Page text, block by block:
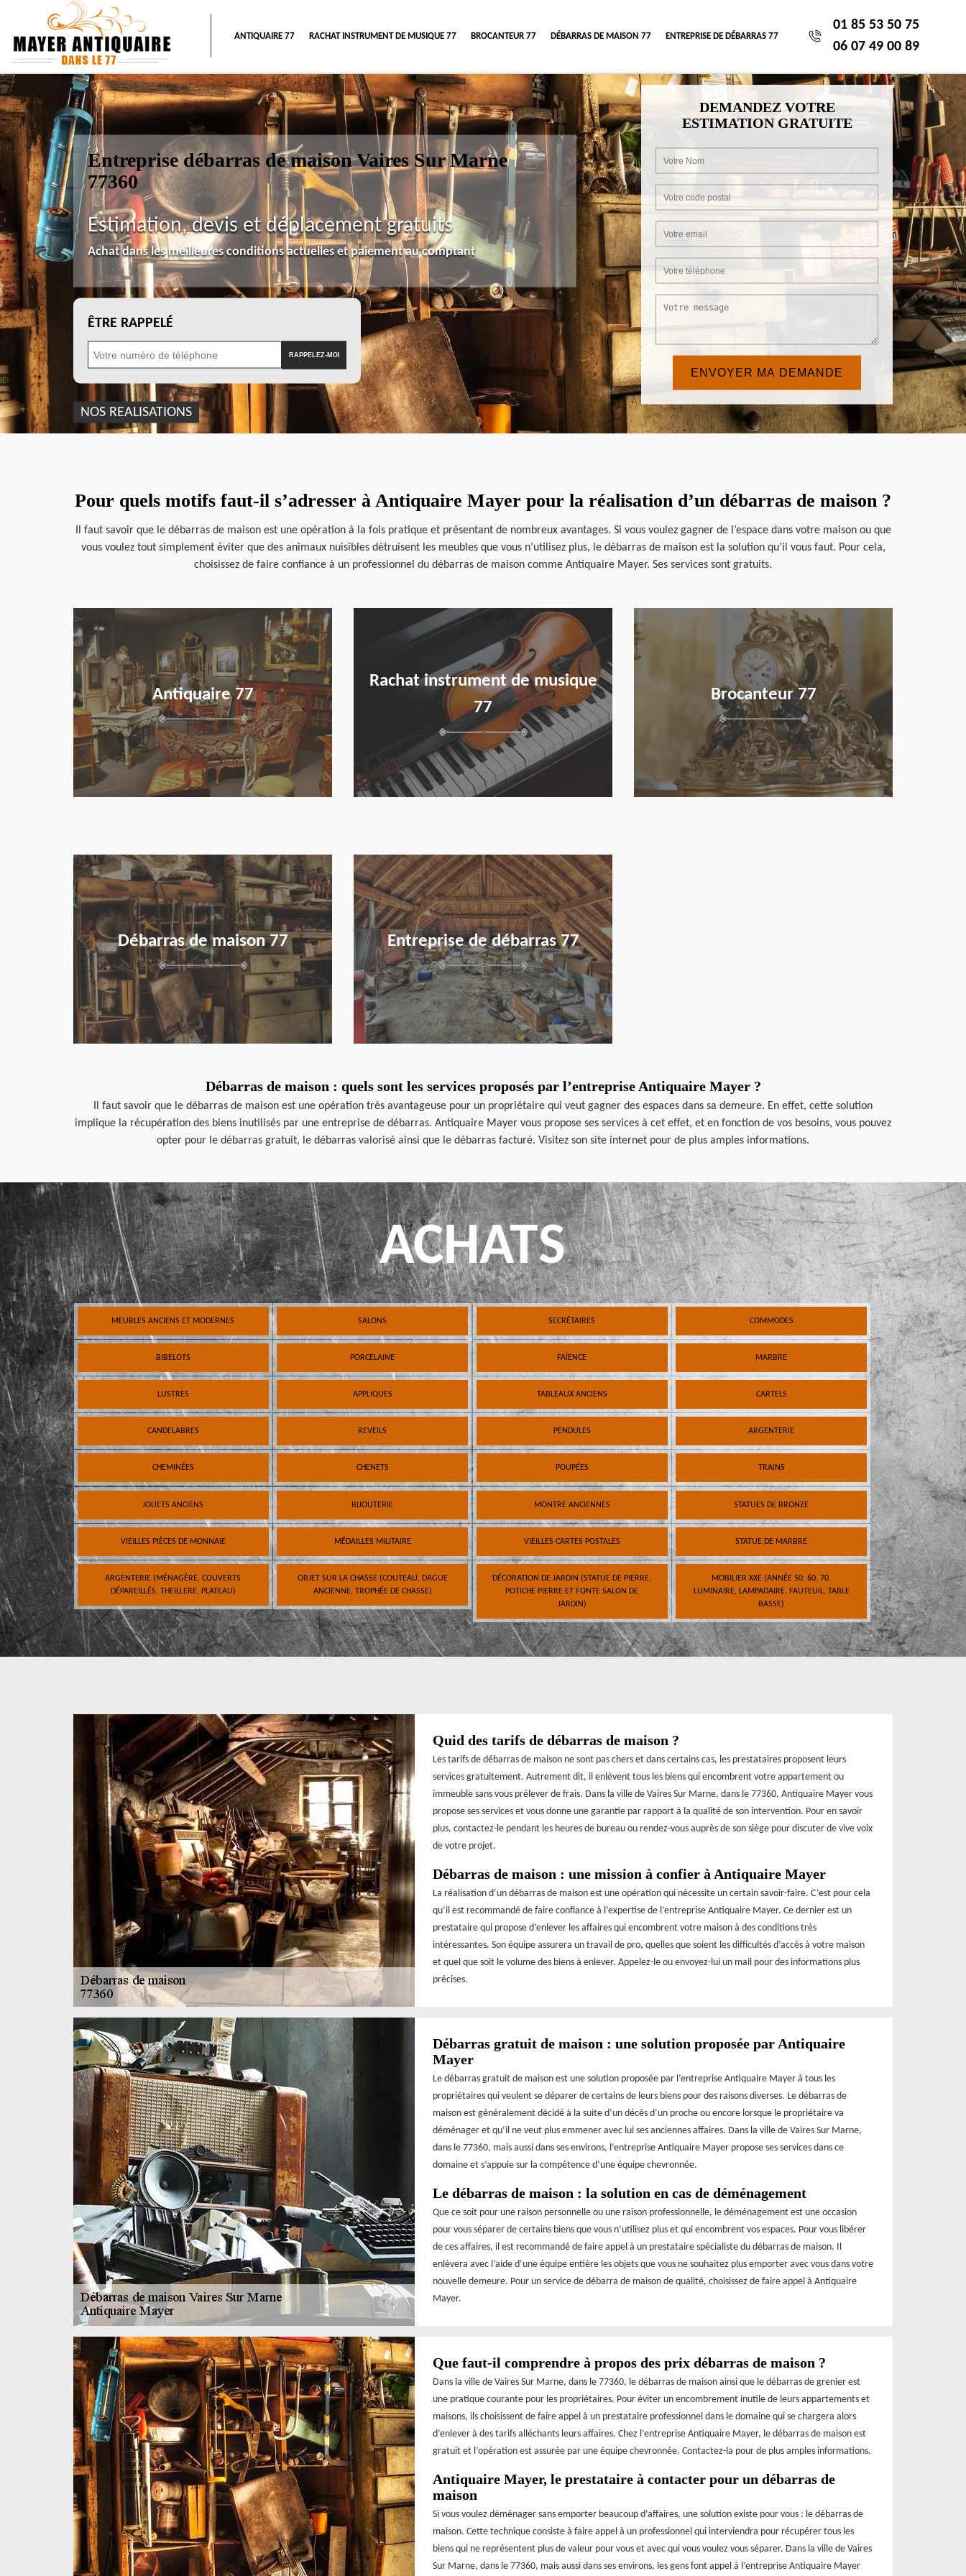
ANTIQUAIRE 77 RACHAT INSTRUMENT DE MUSIQUE 77 BROCANTEUR 77 DÉBARRAS DE MAISON 77 ENTREPRISE DE DÉBARRAS 77
01 85 53 50 75
06 07 49 00 89
Entreprise débarras de maison Vaires Sur Marne
77360
Estimation, devis et déplacement gratuits
Achat dans les meilleures conditions actuelles et paiement au comptant
ÊTRE RAPPELÉ
NOS REALISATIONS
DEMANDEZ VOTRE
ESTIMATION GRATUITE
Pour quels motifs faut-il s’adresser à Antiquaire Mayer pour la réalisation d’un débarras de maison ?
Il faut savoir que le débarras de maison est une opération à la fois pratique et présentant de nombreux avantages. Si vous voulez gagner de l’espace dans votre maison ou que
vous voulez tout simplement éviter que des animaux nuisibles détruisent les meubles que vous n’utilisez plus, le débarras de maison est la solution qu’il vous faut. Pour cela,
choisissez de faire confiance à un professionnel du débarras de maison comme Antiquaire Mayer. Ses services sont gratuits.
Antiquaire 77
Rachat instrument de musique
77
en savoir plus
Brocanteur 77
en savoir plus
Débarras de maison 77
en savoir plus
Entreprise de débarras 77
en savoir plus
Débarras de maison : quels sont les services proposés par l’entreprise Antiquaire Mayer ?
Il faut savoir que le débarras de maison est une opération très avantageuse pour un propriétaire qui veut gagner des espaces dans sa demeure. En effet, cette solution
implique la récupération des biens inutilisés par une entreprise de débarras. Antiquaire Mayer vous propose ses services à cet effet, et en fonction de vos besoins, vous pouvez
opter pour le débarras gratuit, le débarras valorisé ainsi que le débarras facturé. Visitez son site internet pour de plus amples informations.
ACHATS
MEUBLES ANCIENS ET MODERNES SALONS SECRÉTAIRES COMMODES
BIBELOTS PORCELAINE FAÏENCE MARBRE
LUSTRES APPLIQUES TABLEAUX ANCIENS CARTELS
CANDELABRES REVEILS PENDULES ARGENTERIE
CHEMINÉES CHENETS POUPÉES TRAINS
JOUETS ANCIENS BIJOUTERIE MONTRE ANCIENNES STATUES DE BRONZE
VIEILLES PIÈCES DE MONNAIE MÉDAILLES MILITAIRE VIEILLES CARTES POSTALES STATUE DE MARBRE
ARGENTERIE (MÉNAGÈRE, COUVERTS
DÉPAREILLÉS, THEILLERE, PLATEAU)
OBJET SUR LA CHASSE (COUTEAU, DAGUE
ANCIENNE, TROPHÉE DE CHASSE)
DÉCORATION DE JARDIN (STATUE DE PIERRE,
POTICHE PIERRE ET FONTE SALON DE
JARDIN)
MOBILIER XXE (ANNÉE 50, 60, 70,
LUMINAIRE, LAMPADAIRE, FAUTEUIL, TABLE
BASSE)
Quid des tarifs de débarras de maison ?
Les tarifs de débarras de maison ne sont pas chers et dans certains cas, les prestataires proposent leurs
services gratuitement. Autrement dit, il enlèvent tous les biens qui encombrent votre appartement ou
immeuble sans vous prélever de frais. Dans la ville de Vaires Sur Marne, dans le 77360, Antiquaire Mayer vous
propose ses services et vous donne une garantie par rapport à la qualité de son intervention. Pour en savoir
plus, contactez-le pendant les heures de bureau ou rendez-vous auprès de son siège pour discuter de vive voix
de votre projet.
Débarras de maison : une mission à confier à Antiquaire Mayer
La réalisation d’un débarras de maison est une opération qui nécessite un certain savoir-faire. C’est pour cela
qu’il est recommandé de faire confiance à l’expertise de l’entreprise Antiquaire Mayer. Ce dernier est un
prestataire qui propose d’enlever les affaires qui encombrent votre maison à des conditions très
intéressantes. Son équipe assurera un travail de pro, quelles que soient les difficultés d’accès à votre maison
et quel que soit le volume des biens à enlever. Appelez-le ou envoyez-lui un mail pour des informations plus
précises.
Débarras gratuit de maison : une solution proposée par Antiquaire
Mayer
Le débarras gratuit de maison est une solution proposée par l’entreprise Antiquaire Mayer à tous les
propriétaires qui veulent se déparer de certains de leurs biens pour des raisons diverses. Le débarras de
maison est généralement décidé à la suite d’un décès d’un proche ou encore lorsque le propriétaire va
déménager et qu’il ne veut plus emmener avec lui ses anciennes affaires. Dans la ville de Vaires Sur Marne,
dans le 77360, mais aussi dans ses environs, l’entreprise Antiquaire Mayer propose ses services dans ce
domaine et s’appuie sur la compétence d’une équipe chevronnée.
Le débarras de maison : la solution en cas de déménagement
Que ce soit pour une raison personnelle ou une raison professionnelle, le déménagement est une occasion
pour vous séparer de certains biens que vous n’utilisez plus et qui encombrent vos espaces. Pour vous libérer
de ces affaires, il est recommandé de faire appel à un prestataire spécialiste du débarras de maison. Il
enlèvera avec l’aide d’une équipe entière les objets que vous ne souhaitez plus emporter avec vous dans votre
nouvelle demeure. Pour un service de débarra de maison de qualité, choisissez de faire appel à Antiquaire
Mayer.
Que faut-il comprendre à propos des prix débarras de maison ?
Dans la ville de Vaires Sur Marne, dans le 77360, le débarras de maison ainsi que le débarras de grenier est
une pratique courante pour les propriétaires. Pour éviter un encombrement inutile de leurs appartements et
maisons, ils choisissent de faire appel à un prestataire professionnel dans le domaine qui se chargera alors
d’enlever à des tarifs alléchants leurs affaires. Chez l’entreprise Antiquaire Mayer, le débarras de maison est
gratuit et l’opération est assurée par une équipe chevronnée. Contactez-la pour de plus amples informations.
Antiquaire Mayer, le prestataire à contacter pour un débarras de
maison
Si vous voulez déménager sans emporter beaucoup d’affaires, une solution existe pour vous : le débarras de
maison. Cette technique consiste à faire appel à un professionnel qui interviendra pour récupérer tous les
biens qui ne représentent plus de valeur pour vous et avec qui vous voulez vous séparer. Dans la ville de Vaires
Sur Marne, dans le 77360, mais aussi dans ses environs, les gens font appel à l’entreprise Antiquaire Mayer